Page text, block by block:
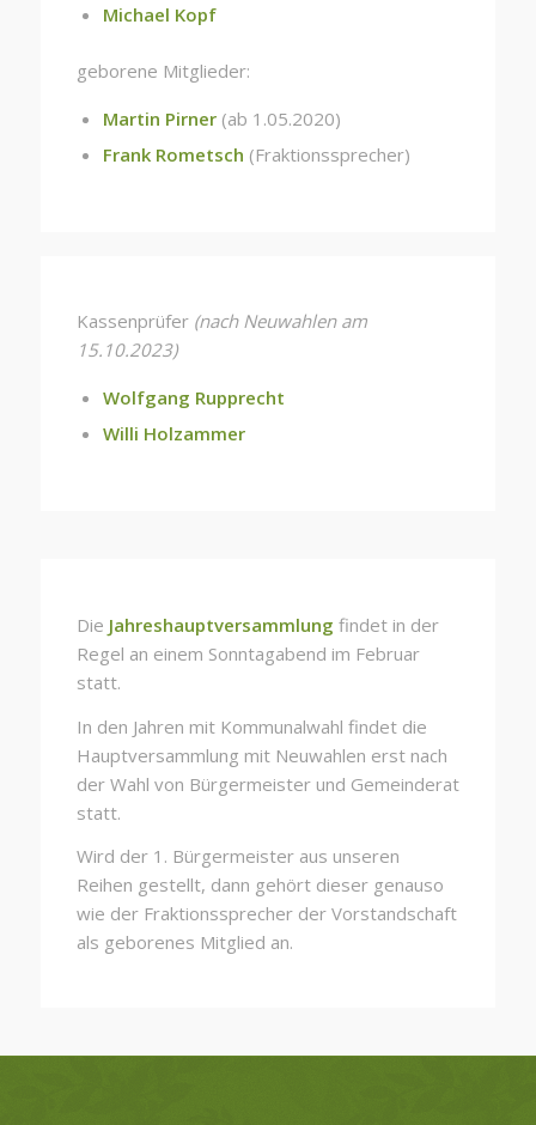
Michael Kopf
geborene Mitglieder:
Martin Pirner(ab 1.05.2020)
Frank Rometsch (Fraktionssprecher)
Kassenprüfer (nach Neuwahlen am
15.10.2023)
Wolfgang Rupprecht
Willi Holzammer
Die Jahreshauptversammlung findet in der
Regel an einem Sonntagabend im Februar
statt.
In den Jahren mit Kommunalwahl findet die
Hauptversammlung mit Neuwahlen erst nach
der Wahl von Bürgermeister und Gemeinderat
statt.
Wird der 1. Bürgermeister aus unseren
Reihen gestellt, dann gehört dieser genauso
wie der Fraktionssprecher der Vorstandschaft
als geborenes Mitglied an.